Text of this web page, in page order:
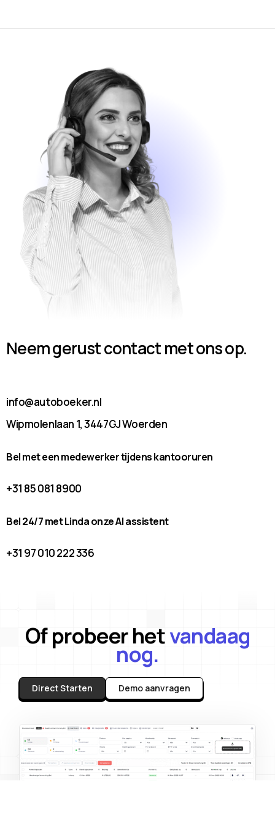
Neem gerust contact met ons op.
info@autoboeker.nl
Wipmolenlaan 1, 3447GJ Woerden
Bel met een medewerker tijdens kantooruren
+31 85 081 8900
Bel 24/7 met Linda onze AI assistent
+31 97 010 222 336
Of probeer hetvandaag
nog.
Direct Starten Demo aanvragen